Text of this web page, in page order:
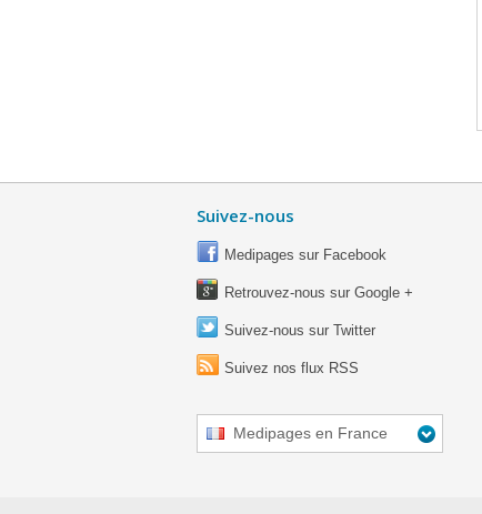
Suivez-nous
Medipages sur Facebook
Retrouvez-nous sur Google +
Suivez-nous sur Twitter
Suivez nos flux RSS
Medipages en France